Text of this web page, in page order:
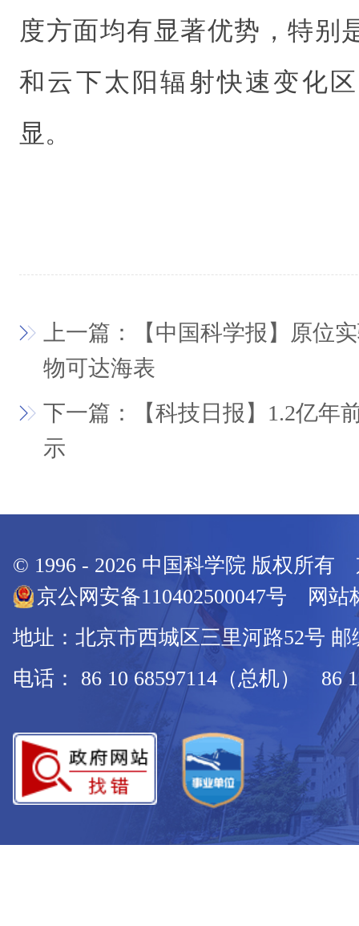
度方面均有显著优势，特别
和云下太阳辐射快速变化
显。
上一篇：【中国科学报】原位
物可达海表
下一篇：【科技日报】1.2亿年
示
© 1996 - 2026 中国科学院 版权所有
京公网安备110402500047号 网站
地址：北京市西城区三里河路52号 邮
电话： 86 10 68597114（总机） 86